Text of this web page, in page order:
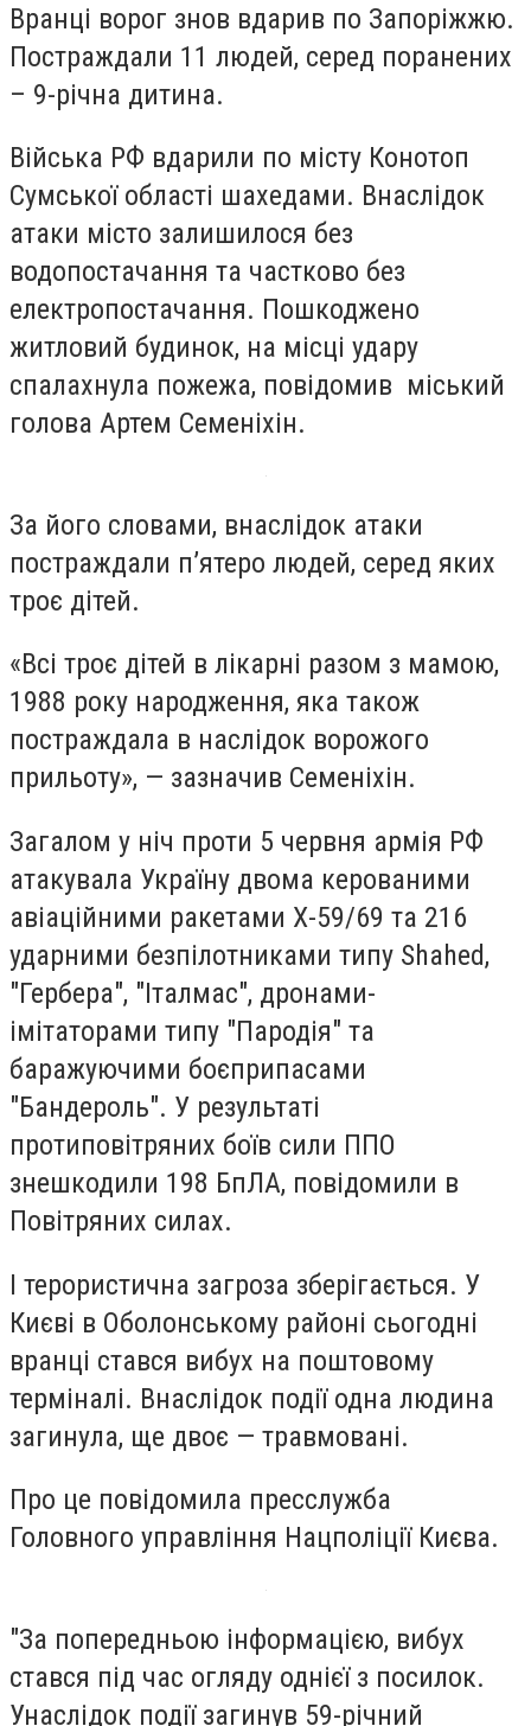
Вранці ворог знов вдарив по Запоріжжю.
Постраждали 11 людей, серед поранених
– 9-річна дитина.
Війська РФ вдарили по місту Конотоп
Сумської області шахедами. Внаслідок
атаки місто залишилося без
водопостачання та частково без
електропостачання. Пошкоджено
житловий будинок, на місці удару
спалахнула пожежа, повідомив міський
голова Артем Семеніхін.
За його словами, внаслідок атаки
постраждали п’ятеро людей, серед яких
троє дітей.
«Всі троє дітей в лікарні разом з мамою,
1988 року народження, яка також
постраждала в наслідок ворожого
прильоту», — зазначив Семеніхін.
Загалом у ніч проти 5 червня армія РФ
атакувала Україну двома керованими
авіаційними ракетами Х-59/69 та 216
ударними безпілотниками типу Shahed,
"Гербера", "Італмас", дронами-
імітаторами типу "Пародія" та
баражуючими боєприпасами
"Бандероль". У результаті
протиповітряних боїв сили ППО
знешкодили 198 БпЛА, повідомили в
Повітряних силах.
І терористична загроза зберігається. У
Києві в Оболонському районі сьогодні
вранці стався вибух на поштовому
терміналі. Внаслідок події одна людина
загинула, ще двоє — травмовані.
Про це повідомила пресслужба
Головного управління Нацполіції Києва.
"За попередньою інформацією, вибух
стався під час огляду однієї з посилок.
Унаслідок події загинув 59-річний